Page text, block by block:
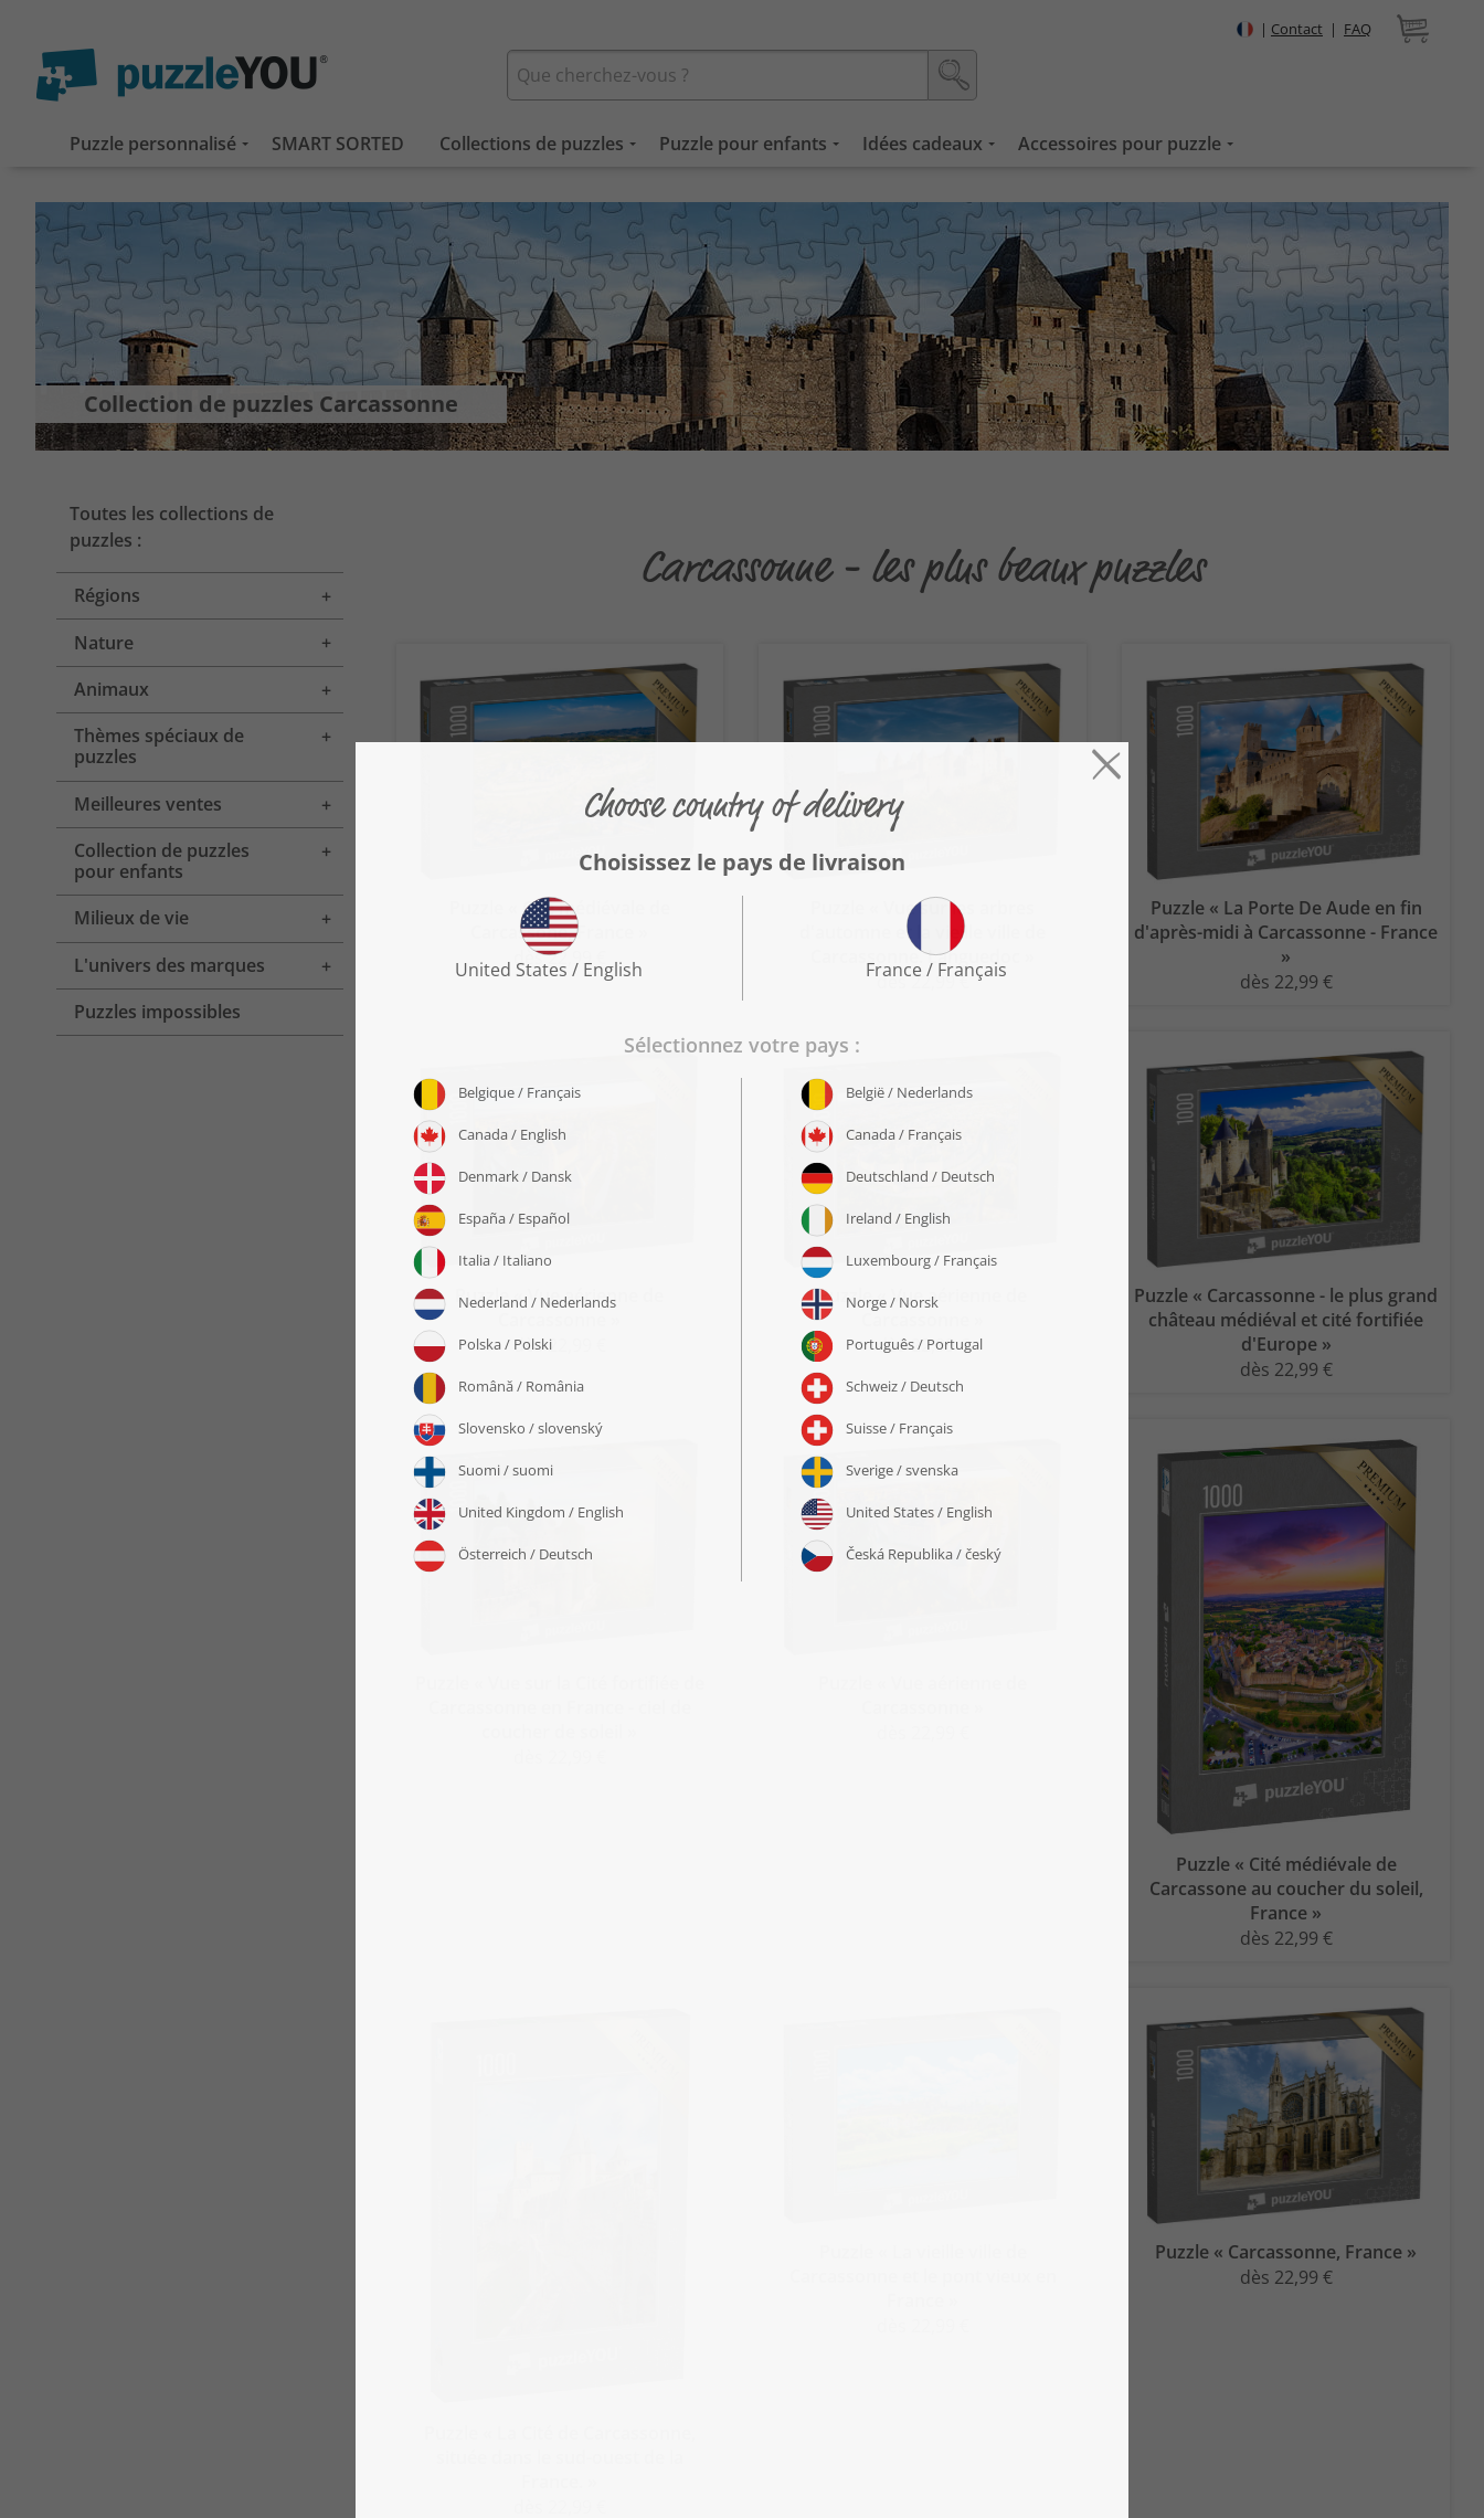
| Contact | FAQ
Puzzle personnalisé SMART SORTED Collections de puzzles Puzzle pour enfants Idées cadeaux Accessoires pour puzzle
Collection de puzzles Carcassonne
Toutes les collections de
puzzles :
Régions
Toggle menu
Nature
Toggle menu
Animaux
Toggle menu
Thèmes spéciaux de
puzzles
Toggle menu
Meilleures ventes
Toggle menu
Collection de puzzles
pour enfants
Toggle menu
Milieux de vie
Toggle menu
L'univers des marques
Toggle menu
Puzzles impossibles
Carcassonne - les plus beaux puzzles
Puzzle « Cité médiévale de
Carcassone, France »
dès 22,99 €
Puzzle « Vue sur les arbres
d'automne et la vieille ville de
Carcassonne. Languedoc »
dès 22,99 €
Puzzle « La Porte De Aude en fin
d'après-midi à Carcassonne - France
»
dès 22,99 €
Puzzle « Vue aérienne de
dès 22,99 €
Puzzle « Vue aérienne de
dès 22,99 €
Puzzle « Carcassonne - le plus grand
château médiéval et cité fortifiée
d'Europe »
dès 22,99 €
Puzzle « Cité médiévale de
Carcassone au coucher du soleil,
France »
dès 22,99 €
Puzzle « Carcassonne, France »
dès 22,99 €